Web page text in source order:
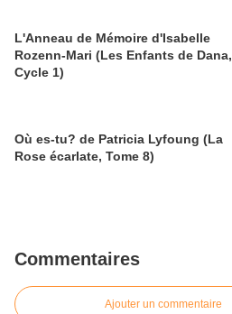
L'Anneau de Mémoire d'Isabelle
Rozenn-Mari (Les Enfants de Dana,
Cycle 1)
Où es-tu? de Patricia Lyfoung (La
Rose écarlate, Tome 8)
Commentaires
Ajouter un commentaire